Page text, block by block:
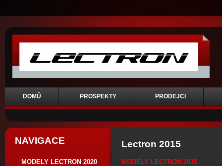
DOMŮ PROSPEKTY PRODEJCI
NAVIGACE
MODELY LECTRON 2020
Lectron 2015
MODELY LECTRON 2015